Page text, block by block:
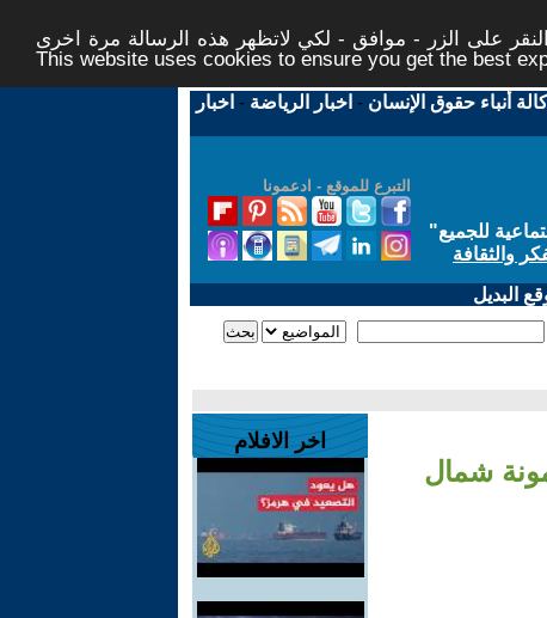
على الزر - موافق - لكي لاتظهر هذه الرسالة مرة اخرى -
This website uses cookies to ensure you get the best
أنباء حقوق الإنسان - اخبار الرياضة - اخبار
التبرع للموقع - ادعمونا
للجميع"
والثقافة
البديل
شمال
اخر الافلام